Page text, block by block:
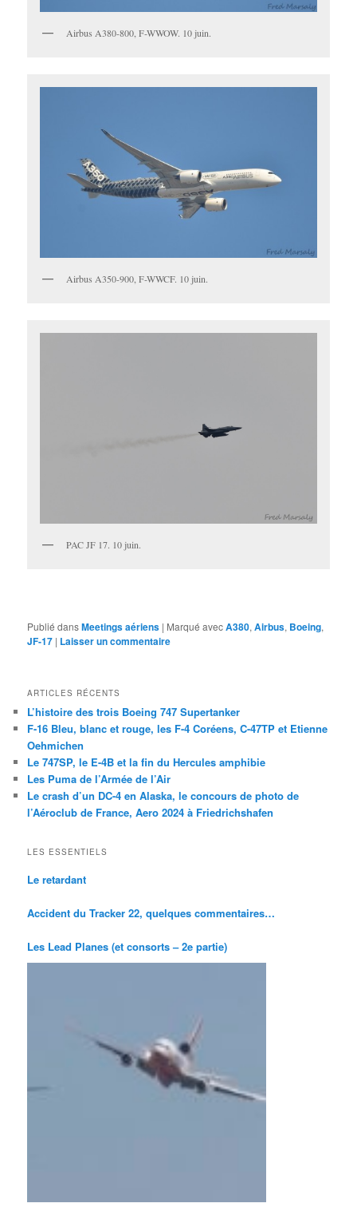
Airbus A380-800, F-WWOW. 10 juin.
Airbus A350-900, F-WWCF. 10 juin.
PAC JF 17. 10 juin.
Publié dansMeetings aériens | Marqué avecA380,Airbus, Boeing,
JF-17 | Laisser un commentaire
ARTICLES RÉCENTS
L’histoire des trois Boeing 747 Supertanker
F-16 Bleu, blanc et rouge, les F-4 Coréens, C-47TP et Etienne
Oehmichen
Le 747SP, le E-4B et la fin du Hercules amphibie
Les Puma de l’Armée de l’Air
Le crash d’un DC-4 en Alaska, le concours de photo de
l’Aéroclub de France, Aero 2024 à Friedrichshafen
LES ESSENTIELS
Le retardant
Accident du Tracker 22, quelques commentaires…
Les Lead Planes (et consorts – 2e partie)